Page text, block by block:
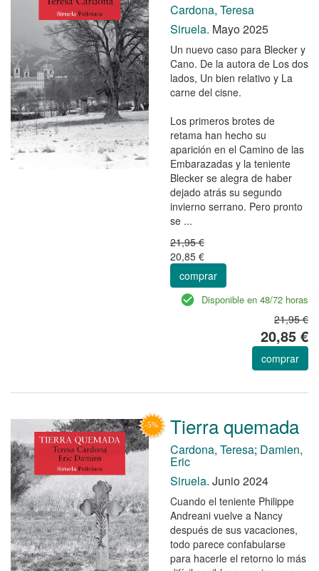
Cardona, Teresa
Siruela. Mayo 2025
Un nuevo caso para Blecker y
Cano. De la autora de Los dos
lados, Un bien relativo y La
carne del cisne.
Los primeros brotes de
retama han hecho su
aparición en el Camino de las
Embarazadas y la teniente
Blecker se alegra de haber
dejado atrás su segundo
invierno serrano. Pero pronto
se ...
21,95 €
20,85 €
comprar
Disponible en 48/72 horas
21,95 €
20,85 €
comprar
Tierra quemada
Cardona, Teresa; Damien,
Eric
Siruela. Junio 2024
Cuando el teniente Philippe
Andreani vuelve a Nancy
después de sus vacaciones,
todo parece confabularse
para hacerle el retorno lo más